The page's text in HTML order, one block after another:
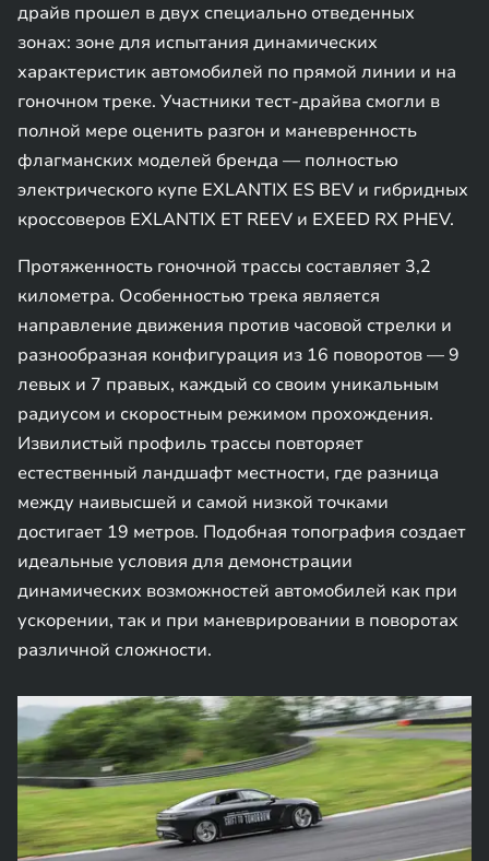
драйв прошел в двух специально отведенных
зонах: зоне для испытания динамических
характеристик автомобилей по прямой линии и на
гоночном треке. Участники тест-драйва смогли в
полной мере оценить разгон и маневренность
флагманских моделей бренда — полностью
электрического купе EXLANTIX ES BEV и гибридных
кроссоверов EXLANTIX ET REEV и EXEED RX PHEV.
Протяженность гоночной трассы составляет 3,2
километра. Особенностью трека является
направление движения против часовой стрелки и
разнообразная конфигурация из 16 поворотов — 9
левых и 7 правых, каждый со своим уникальным
радиусом и скоростным режимом прохождения.
Извилистый профиль трассы повторяет
естественный ландшафт местности, где разница
между наивысшей и самой низкой точками
достигает 19 метров. Подобная топография создает
идеальные условия для демонстрации
динамических возможностей автомобилей как при
ускорении, так и при маневрировании в поворотах
различной сложности.